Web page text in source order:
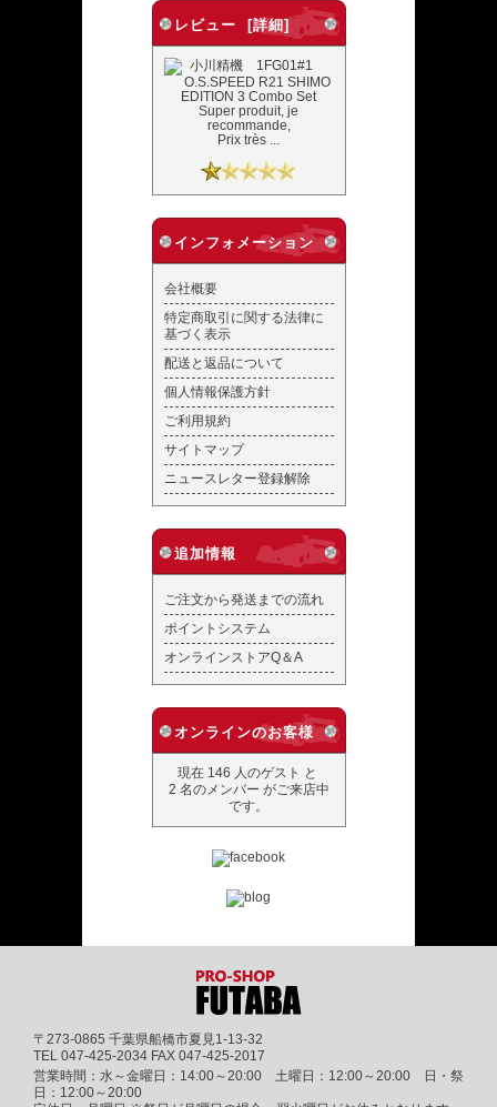
レビュー [詳細]
Super produit, je
recommande,
Prix très ...
インフォメーション
会社概要
特定商取引に関する法律に
基づく表示
配送と返品について
個人情報保護方針
ご利用規約
サイトマップ
ニュースレター登録解除
追加情報
ご注文から発送までの流れ
ポイントシステム
オンラインストアQ＆A
オンラインのお客様
現在 146 人のゲスト と
2 名のメンバー がご来店中
です。
〒273-0865 千葉県船橋市夏見1-13-32
TEL 047-425-2034 FAX 047-425-2017
営業時間：水～金曜日：14:00～20:00 土曜日：12:00～20:00 日・祭
日：12:00～20:00